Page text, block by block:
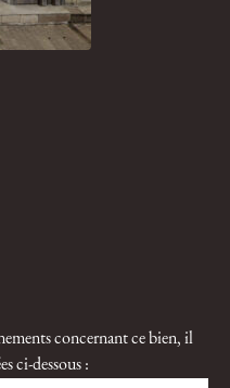
concernant ce bien, il
ci-dessous :